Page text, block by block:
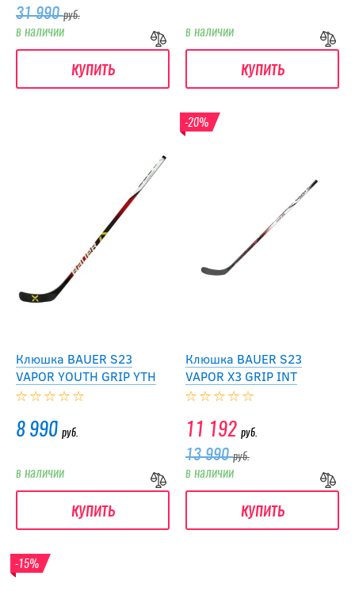
31 990руб.
в наличии
купить
в наличии
купить
Клюшка BAUER S23
VAPOR YOUTH GRIP YTH
8 990 руб.
в наличии
купить
-20%
Клюшка BAUER S23
VAPOR X3 GRIP INT
11 192 руб.
13 990руб.
в наличии
купить
-15%